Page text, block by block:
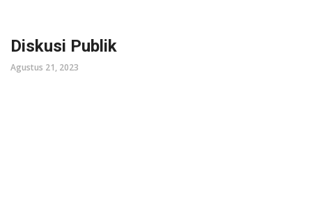
Diskusi Publik
Agustus 21, 2023